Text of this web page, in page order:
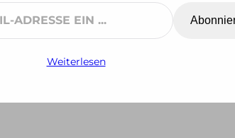
Weiterlesen